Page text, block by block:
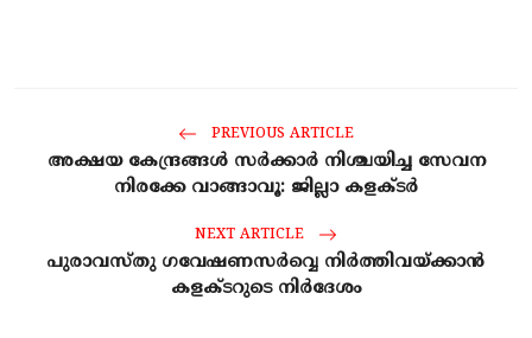
PREVIOUS ARTICLE
അക്ഷയ കേന്ദ്രങ്ങള്‍ സര്‍ക്കാര്‍ നിശ്ചയിച്ച സേവന
നിരക്കേ വാങ്ങാവൂ: ജില്ലാ കളക്ടര്‍
NEXT ARTICLE
പുരാവസ്തു ഗവേഷണസർവ്വെ നിർത്തിവയ്ക്കാൻ
കളക്ടറുടെ നിർദേശം